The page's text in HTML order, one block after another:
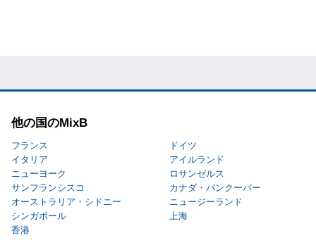
他の国のMixB
フランス
ドイツ
イタリア
アイルランド
ニューヨーク
ロサンゼルス
サンフランシスコ
カナダ・バンクーバー
オーストラリア・シドニー
ニュージーランド
シンガポール
上海
香港